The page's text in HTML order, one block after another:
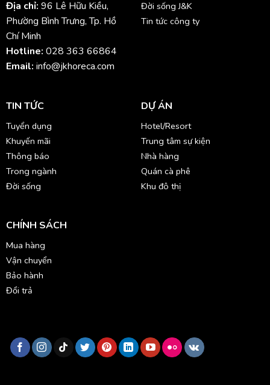
Địa chỉ: 96 Lê Hữu Kiều,
Phường Bình Trưng, Tp. Hồ
Chí Minh
Hotline: 028 363 66864
Email: info@jkhoreca.com
Đời sống J&K
Tin tức công ty
TIN TỨC
Tuyển dụng
Khuyến mãi
Thông báo
Trong ngành
Đời sống
DỰ ÁN
Hotel/Resort
Trung tâm sự kiện
Nhà hàng
Quán cà phê
Khu đô thị
CHÍNH SÁCH
Mua hàng
Vận chuyển
Bảo hành
Đổi trả